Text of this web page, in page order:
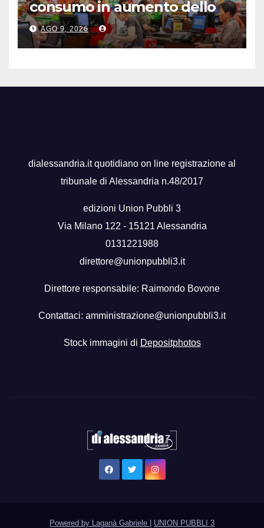
consumo in aumento dello
0,5% a luglio
AGO 9, 2026
dialessandria.it quotidiano on line registrazione al
tribunale di Alessandria n.48/2017
edizioni Union Pubbli 3
Via Milano 122 - 15121 Alessandria
0131221988
direttore@unionpubbli3.it
Direttore responsabile: Raimondo Bovone
Contattaci: amministrazione@unionpubbli3.it
Stock immagini di Depositphotos
Powered by Laganà Gabriele UNION PUBBLI 3